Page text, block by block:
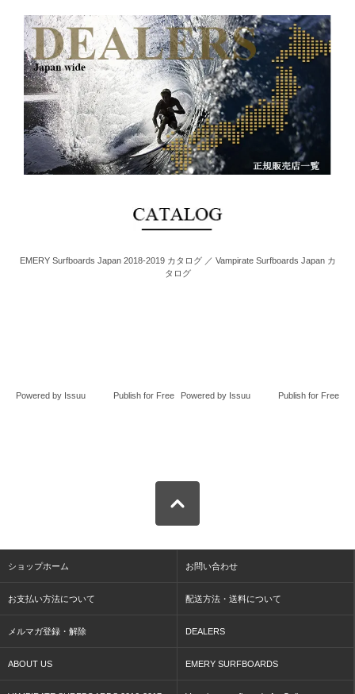
EMERY Surfboards Japan 2018-2019 カタログ ／ Vampirate Surfboards Japan カ
タログ
Powered by Issuu Publish for Free Powered by Issuu Publish for Free
ショップホーム お問い合わせ
お支払い方法について 配送方法・送料について
メルマガ登録・解除 DEALERS
ABOUT US EMERY SURFBOARDS